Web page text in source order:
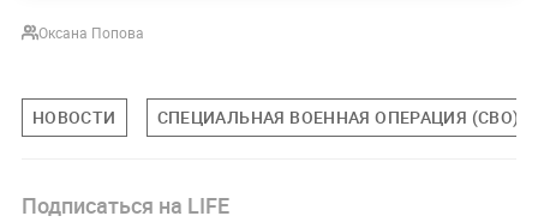
Оксана Попова
НОВОСТИ СПЕЦИАЛЬНАЯ ВОЕННАЯ ОПЕРАЦИЯ (СВО)
Подписаться на LIFE